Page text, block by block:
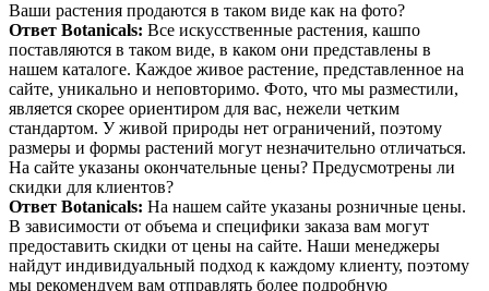
Ваши растения продаются в таком виде как на фото?
Ответ Botanicals: Все искусственные растения, кашпо
поставляются в таком виде, в каком они представлены в
нашем каталоге. Каждое живое растение, представленное на
сайте, уникально и неповторимо. Фото, что мы разместили,
является скорее ориентиром для вас, нежели четким
стандартом. У живой природы нет ограничений, поэтому
размеры и формы растений могут незначительно отличаться.
На сайте указаны окончательные цены? Предусмотрены ли
скидки для клиентов?
Ответ Botanicals: На нашем сайте указаны розничные цены.
В зависимости от объема и специфики заказа вам могут
предоставить скидки от цены на сайте. Наши менеджеры
найдут индивидуальный подход к каждому клиенту, поэтому
мы рекомендуем вам отправлять более подробную